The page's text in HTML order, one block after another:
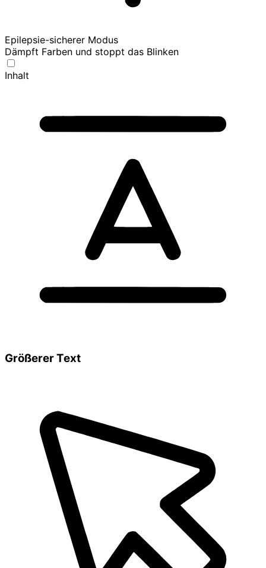
Epilepsie-sicherer Modus
Dämpft Farben und stoppt das Blinken
Inhalt
Größerer Text